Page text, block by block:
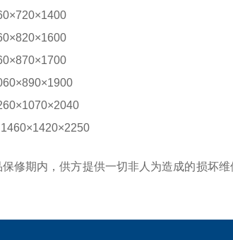
修期内，供方提供一切非人为造成的损坏